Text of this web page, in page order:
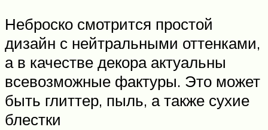
Неброско смотрится простой
дизайн с нейтральными оттенками,
а в качестве декора актуальны
всевозможные фактуры. Это может
быть глиттер, пыль, а также сухие
блестки